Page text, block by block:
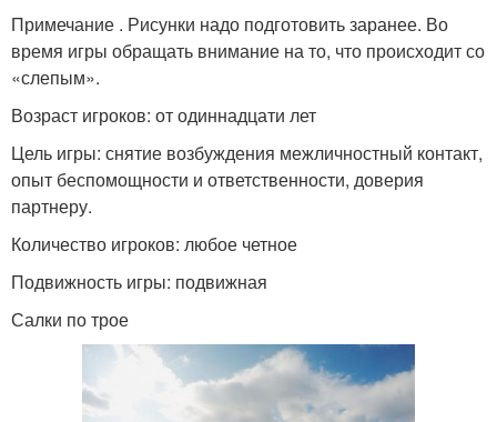
Примечание . Рисунки надо подготовить заранее. Во
время игры обращать внимание на то, что происходит со
«слепым».
Возраст игроков: от одиннадцати лет
Цель игры: снятие возбуждения межличностный контакт,
опыт беспомощности и ответственности, доверия
партнеру.
Количество игроков: любое четное
Подвижность игры: подвижная
Салки по трое